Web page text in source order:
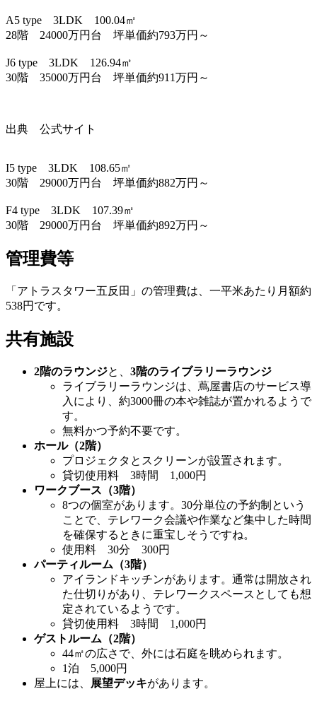
A5 type 3LDK 100.04㎡
28階 24000万円台 坪単価約793万円～
J6 type 3LDK 126.94㎡
30階 35000万円台 坪単価約911万円～
出典 公式サイト
I5 type 3LDK 108.65㎡
30階 29000万円台 坪単価約882万円～
F4 type 3LDK 107.39㎡
30階 29000万円台 坪単価約892万円～
管理費等
「アトラスタワー五反田」の管理費は、一平米あたり月額約
538円です。
共有施設
2階のラウンジと、 3階のライブラリーラウンジ
ライブラリーラウンジは、蔦屋書店のサービス導
入により、約3000冊の本や雑誌が置かれるようで
す。
無料かつ予約不要です。
ホール（2階）
プロジェクタとスクリーンが設置されます。
貸切使用料 3時間 1,000円
ワークブース（3階）
8つの個室があります。30分単位の予約制という
ことで、テレワーク会議や作業など集中した時間
を確保するときに重宝しそうですね。
使用料 30分 300円
パーティルーム（3階）
アイランドキッチンがあります。通常は開放され
た仕切りがあり、テレワークスペースとしても想
定されているようです。
貸切使用料 3時間 1,000円
ゲストルーム（2階）
44㎡の広さで、外には石庭を眺められます。
1泊 5,000円
屋上には、
展望デッキがあります。